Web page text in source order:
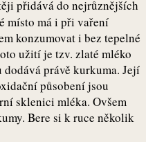
přidává do nejrůznějších
místo má i při vaření
konzumovat i bez tepelné
užití je tzv. zlaté mléko
právě kurkuma. Její
působení jsou
sklenici mléka. Ovšem
Bere si k ruce několik